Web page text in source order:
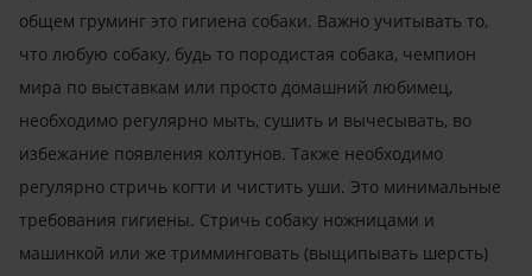
общем груминг это гигиена собаки. Важно учитывать то,
что любую собаку, будь то породистая собака, чемпион
мира по выставкам или просто домашний любимец,
необходимо регулярно мыть, сушить и вычесывать, во
избежание появления колтунов. Также необходимо
регулярно стричь когти и чистить уши. Это минимальные
требования гигиены. Стричь собаку ножницами и
машинкой или же тримминговать (выщипывать шерсть)